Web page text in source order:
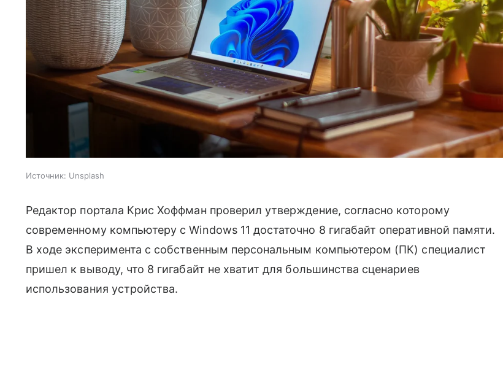
Источник: Unsplash
Редактор портала Крис Хоффман проверил утверждение, согласно которому
современному компьютеру с Windows 11 достаточно 8 гигабайт оперативной памяти.
В ходе эксперимента с собственным персональным компьютером (ПК) специалист
пришел к выводу, что 8 гигабайт не хватит для большинства сценариев
использования устройства.